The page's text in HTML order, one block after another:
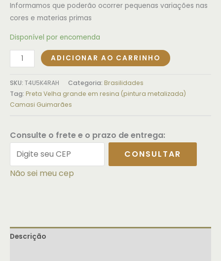
Informamos que poderão ocorrer pequenas variações nas
cores e materias primas
Disponível por encomenda
ADICIONAR AO CARRINHO
SKU: T4U5K4RAH Categoria: Brasilidades
Tag: Preta Velha grande em resina (pintura metalizada)
Camasi Guimarães
Consulte o frete e o prazo de entrega:
CONSULTAR
Não sei meu cep
Descrição